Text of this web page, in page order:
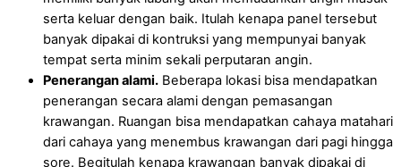
serta keluar dengan baik. Itulah kenapa panel tersebut
banyak dipakai di kontruksi yang mempunyai banyak
tempat serta minim sekali perputaran angin.
Penerangan alami. Beberapa lokasi bisa mendapatkan
penerangan secara alami dengan pemasangan
krawangan. Ruangan bisa mendapatkan cahaya matahari
dari cahaya yang menembus krawangan dari pagi hingga
sore. Begitulah kenapa krawangan banyak dipakai di